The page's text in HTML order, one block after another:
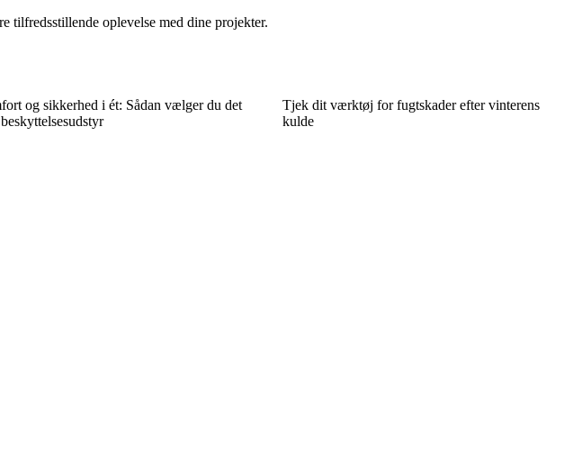
tilfredsstillende oplevelse med dine projekter.
og sikkerhed i ét: Sådan vælger du det
Tjek dit værktøj for fugtskader efter vinterens
kulde